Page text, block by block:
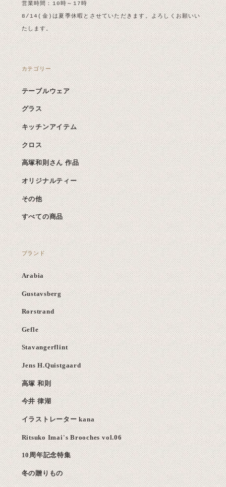
営業時間：10時～17時
8/14(金)は夏季休暇とさせていただきます。よろしくお願いい
たします。
カテゴリー
テーブルウェア
グラス
キッチンアイテム
クロス
高塚和則さん 作品
オリジナルティー
その他
すべての商品
ブランド
Arabia
Gustavsberg
Rorstrand
Gefle
Stavangerflint
Jens H.Quistgaard
高塚 和則
今井 律湖
イラストレーター kana
Ritsuko Imai's Brooches vol.06
10周年記念特集
冬の贈りもの